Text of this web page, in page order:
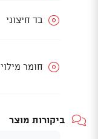
בד חיצוני
חומר מילוי
ביקורות מוצר